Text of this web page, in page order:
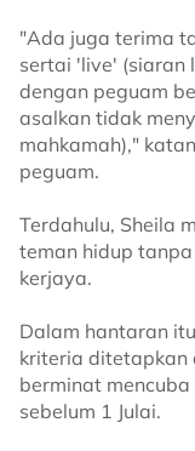
"Ada juga terima
sertai 'live' (siaran
dengan peguam
asalkan tidak
mahkamah),"
peguam.
Terdahulu, Sheila
teman hidup
kerjaya.
Dalam hantaran
kriteria ditetapkan
berminat
sebelum 1 Julai.